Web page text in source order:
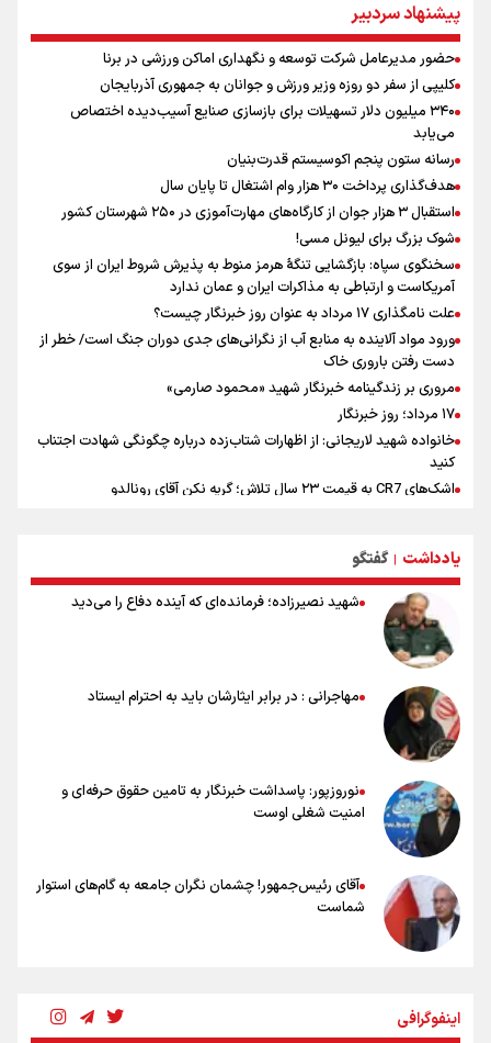
یوسفی: جای بخیه سرم یادگار یک سانحه است، نه دعوا!/ انتظار داشتیم تیم
ملی از گروهش صعود کند + فیلم
رونمایی از شماره پیراهن جدید بازیکنان استقلال
کالبدشکافی استقلال پیش از لیگ بیست‌و‌ششم/ آبی‌پوشان با چه وضعیتی
وارد لیگ می‌شوند؟
محمد نوری روبروی پرسپولیس می ایستد!
پیشنهاد سردبیر
حضور مدیرعامل شرکت توسعه و نگهداری اماکن ورزشی در برنا
کلیپی از سفر دو روزه وزیر ورزش و جوانان به جمهوری آذربایجان
۳۴۰ میلیون دلار تسهیلات برای بازسازی صنایع آسیب‌دیده اختصاص
می‌یابد
رسانه ستون پنجم اکوسیستم قدرت‌بنیان
هدف‌گذاری پرداخت ۳۰ هزار وام اشتغال تا پایان سال
استقبال ۳ هزار جوان از کارگاه‌های مهارت‌آموزی در ۲۵۰ شهرستان کشور
شوک بزرگ برای لیونل مسی!
سخنگوی سپاه: بازگشایی تنگۀ هرمز منوط به پذیرش شروط ایران از سوی
آمریکاست و ارتباطی به مذاکرات ایران و عمان ندارد
علت نامگذاری ۱۷ مرداد به عنوان روز خبرنگار چیست؟
ورود مواد آلاینده به منابع آب از نگرانی‌های جدی دوران جنگ است/ خطر از
دست رفتن باروری خاک
مروری بر زندگینامه خبرنگار شهید «محمود صارمی»
۱۷ مرداد؛ روز خبرنگار
خانواده شهید لاریجانی: از اظهارات شتاب‌زده درباره چگونگی شهادت اجتناب
کنید
اشک‌های CR7 به قیمت ۲۳ سال تلاش؛ گریه نکن آقای رونالدو
تلاش مدام برای زنده نگه داشتن هنر ایرانی
نصرتی: پاسخ بیرانوند سنخیتی با صحبت‌های علی دایی نداشت/
ملی‌پوشان نباید از خودشان تعریف کنند!
خلعتبری: جای دو سه نفر در جام جهانی خالی بود/ تیم ملی نیاز به تغییر
نسل دارد/ دوست دارم آرژانتین قهرمان شود
شاهرخی: اندازه داشته‌هایمان از بازار جام جهانی برداشت کردیم/ دودستی
سرنوشت صعود را به تیم‌های دیگر سپردیم
عالمی: جام جهانی از مرحله حذفی جان گرفت/ درباره شیوه بازی تیم ملی
نقد وجود دارد
یادداشت | گفتگو
شهید نصیرزاده؛ فرمانده‌ای که آینده دفاع را می‌دید
مهاجرانی : در برابر ایثارشان باید به احترام ایستاد
نوروزپور: پاسداشت خبرنگار به تامین حقوق حرفه‌ای و
امنیت شغلی اوست
آقای رئیس‌جمهور! چشمان نگران جامعه به گام‌های استوار
شماست
اینفوگرافی